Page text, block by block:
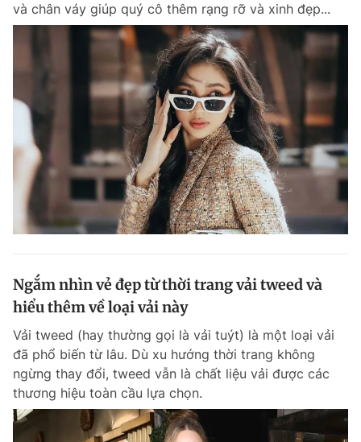
Tổng biên tập: Nguyễn Ngọc Toàn
Phó tổng biên tập thường trực: Hải Thành
Phó tổng biên tập: Lâm Hiếu Dũng
Phó tổng biên tập: Trần Việt Hưng
Tổng thư ký tòa soạn: Đức Trung
Giấy phép xuất bản số 110/GP - BTTTT cấp ngày 24.3.2020
© 2003-2026 Bản quyền thuộc về Báo Thanh Niên. Cấm sao chép
dưới mọi hình thức nếu không có sự chấp thuận bằng văn bản.
Phát triển bởi ePi Technologies, JSC.
và chân váy giúp quý cô thêm rạng rỡ và xinh đẹp...
Ngắm nhìn vẻ đẹp từ thời trang vải tweed và
hiểu thêm về loại vải này
Vải tweed (hay thường gọi là vải tuýt) là một loại vải
đã phổ biến từ lâu. Dù xu hướng thời trang không
ngừng thay đổi, tweed vẫn là chất liệu vải được các
thương hiệu toàn cầu lựa chọn.